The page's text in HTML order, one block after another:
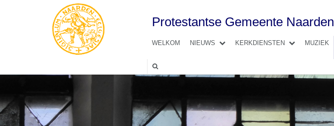
Protestantse Gemeente Naarden
WELKOM NIEUWS KERKDIENSTEN MUZIEK